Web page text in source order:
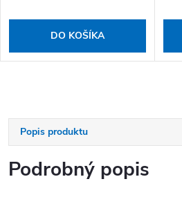
DO KOŠÍKA
Popis produktu
Podrobný popis